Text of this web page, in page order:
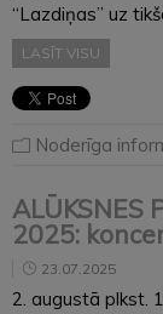
“Lazdiņas” uz
LASĪT VISU
Noderīga
ALŪKSNES
2025:
23.07.2025
2. augustā plkst.